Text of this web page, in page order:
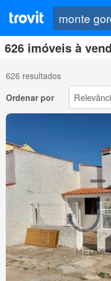
626 imóveis à
626 resultados
Ordenar por